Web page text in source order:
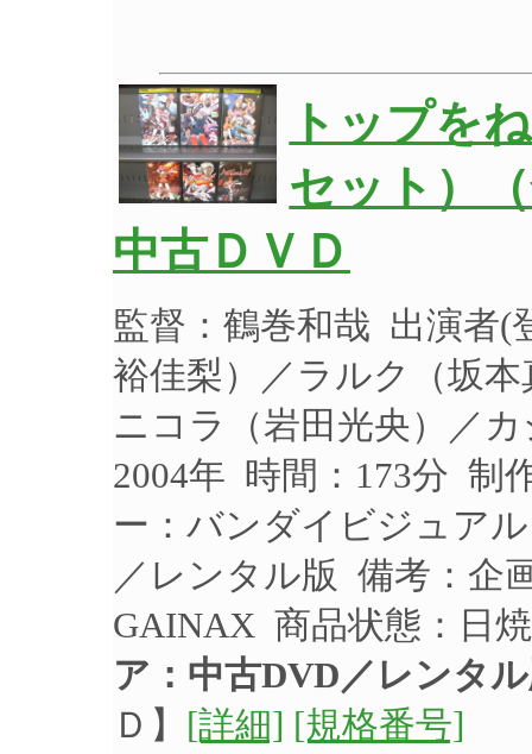
トップを
セット）
中古ＤＶＤ
監督：鶴巻和哉 出演者(
裕佳梨）／ラルク（坂
ニコラ（岩田光央）／
2004年 時間：173分 制
ー：バンダイビジュア
／レンタル版 備考：企
GAINAX 商品状態：日
ア：中古DVD／レンタ
Ｄ】 [詳細] [規格番号]